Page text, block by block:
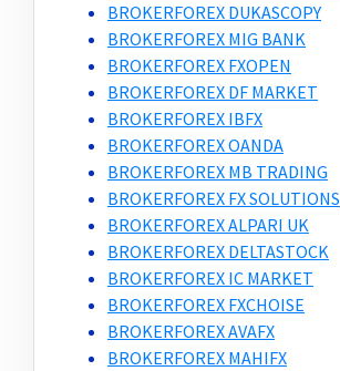
BROKERFOREX DUKASCOPY
BROKERFOREX MIG BANK
BROKERFOREX FXOPEN
BROKERFOREX DF MARKET
BROKERFOREX IBFX
BROKERFOREX OANDA
BROKERFOREX MB TRADING
BROKERFOREX FX SOLUTIONS
BROKERFOREX ALPARI UK
BROKERFOREX DELTASTOCK
BROKERFOREX IC MARKET
BROKERFOREX FXCHOISE
BROKERFOREX AVAFX
BROKERFOREX MAHIFX